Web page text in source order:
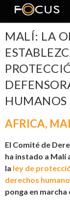
MALÍ: LA
HUMANOS
AFRICA,
El Comité de
ha instado a Malí
la ley de
derechos
ponga en